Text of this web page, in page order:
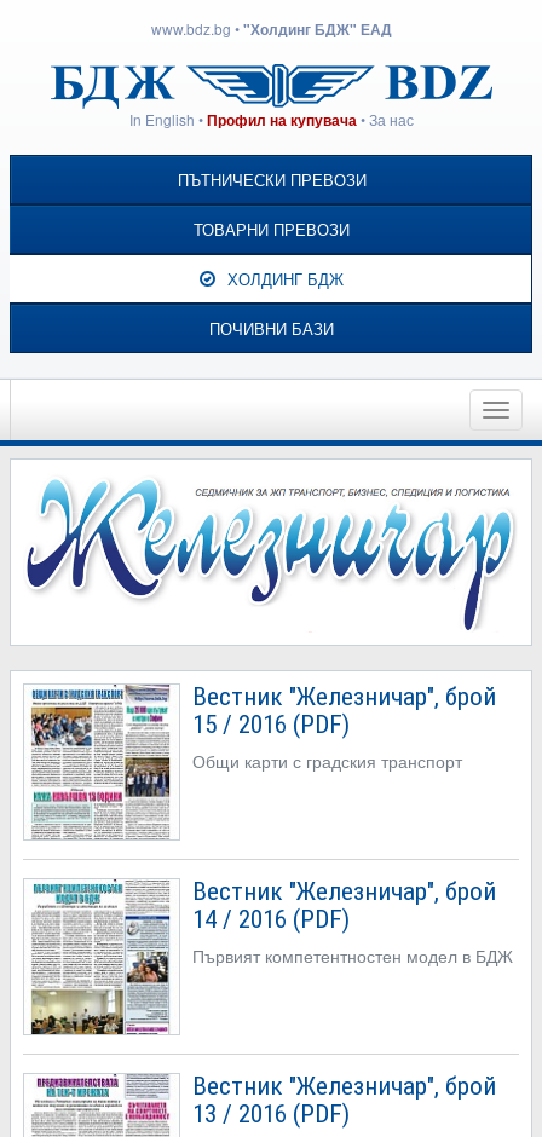
www.bdz.bg •"Холдинг БДЖ" ЕАД
In English •Профил на купувача •За нас
ПЪТНИЧЕСКИ ПРЕВОЗИ
ТОВАРНИ ПРЕВОЗИ
ХОЛДИНГ БДЖ
ПОЧИВНИ БАЗИ
Toggle
Вестник "Железничар", брой
15 / 2016 (PDF)
Общи карти с градския транспорт
Вестник "Железничар", брой
14 / 2016 (PDF)
Първият компетентностен модел в БДЖ
Вестник "Железничар", брой
13 / 2016 (PDF)